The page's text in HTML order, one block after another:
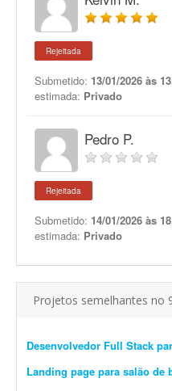
Rejeitada
Submetido: 13/01/2026 às
estimada: Privado
Pedro P.
Rejeitada
Submetido: 14/01/2026 às
estimada: Privado
Projetos semelhantes no
Desenvolvedor Full Stack
Landing page para salão de